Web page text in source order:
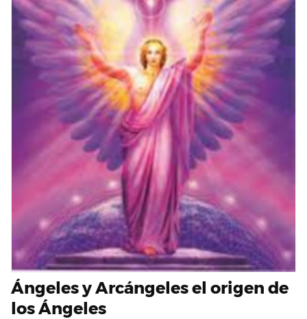
Ángeles y Arcángeles el origen de
los Ángeles